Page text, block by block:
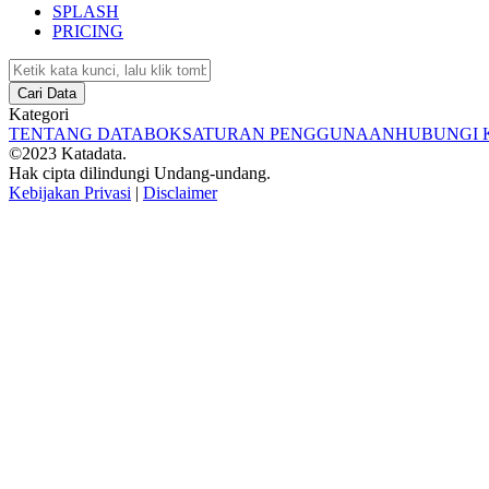
SPLASH
PRICING
Cari Data
Kategori
TENTANG DATABOKSATURAN PENGGUNAANHUBUNGI
©2023 Katadata.
Hak cipta dilindungi Undang-undang.
Kebijakan Privasi | Disclaimer